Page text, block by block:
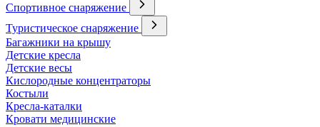
Спортивное снаряжение
Туристическое снаряжение
Багажники на крышу
Детские кресла
Детские весы
Кислородные концентраторы
Костыли
Кресла-каталки
Кровати медицинские